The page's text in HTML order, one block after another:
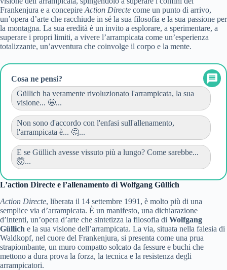
Frankenjura e a concepire Action Directe come un punto di arrivo,
un’opera d’arte che racchiude in sé la sua filosofia e la sua passione per
la montagna. La sua eredità è un invito a esplorare, a sperimentare, a
superare i propri limiti, a vivere l’arrampicata come un’esperienza
totalizzante, un’avventura che coinvolge il corpo e la mente.
Cosa ne pensi?
Güllich ha veramente rivoluzionato l'arrampicata, la sua
visione... 🤩...
Non sono d'accordo con l'enfasi sull'allenamento,
l'arrampicata è... 🤔...
E se Güllich avesse vissuto più a lungo? Come sarebbe...
🤯...
L’action Directe e l’allenamento di Wolfgang Güllich
Action Directe, liberata il 14 settembre 1991, è molto più di una
semplice via d’arrampicata. È un manifesto, una dichiarazione
d’intenti, un’opera d’arte che sintetizza la filosofia di Wolfgang
Güllich e la sua visione dell’arrampicata. La via, situata nella falesia di
Waldkopf, nel cuore del Frankenjura, si presenta come una prua
strapiombante, un muro compatto solcato da fessure e buchi che
mettono a dura prova la forza, la tecnica e la resistenza degli
arrampicatori.